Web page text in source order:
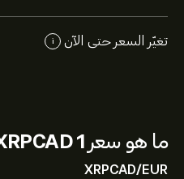
ما هو سعر 1 XRPCAD
XRPCAD/EUR
تغيّر السعر حتى الآن i